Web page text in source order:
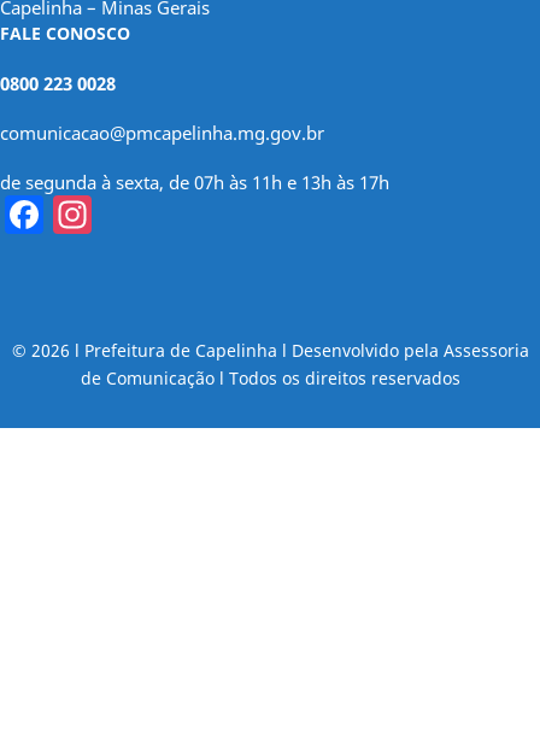
Capelinha – Minas Gerais
FALE CONOSCO
0800 223 0028
comunicacao@pmcapelinha.mg.gov.br
de segunda à sexta, de 07h às 11h e 13h às 17h
Facebook
© 2026 l Prefeitura de Capelinha l Desenvolvido pela Assessoria
de Comunicação l Todos os direitos reservados